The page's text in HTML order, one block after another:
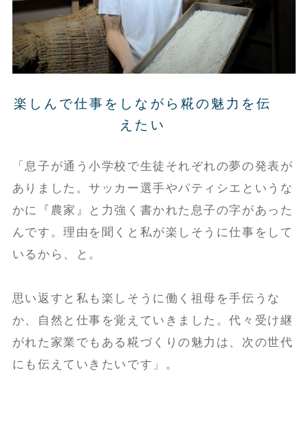
楽しんで仕事をしながら糀の魅力を伝
えたい
「息子が通う小学校で生徒それぞれの夢の発表が
ありました。サッカー選手やパティシエというな
かに『農家』と力強く書かれた息子の字があった
んです。理由を聞くと私が楽しそうに仕事をして
いるから、と。
思い返すと私も楽しそうに働く祖母を手伝うな
か、自然と仕事を覚えていきました。代々受け継
がれた家業でもある糀づくりの魅力は、次の世代
にも伝えていきたいです」。